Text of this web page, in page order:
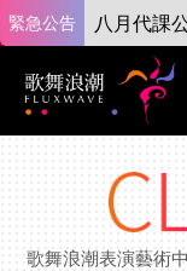
緊急公告 八月代課
歌舞浪潮表演藝術